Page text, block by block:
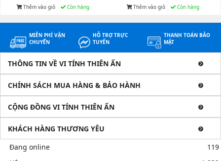
Thêm vào giỏ
Còn hàng
Thêm vào giỏ
Còn hàng
MIỄN PHÍ VẬN
CHUYỂN
HỖ TRỢ TRỰC
TUYẾN
THANH TOÁN BẢO
MẬT
THÔNG TIN VỀ VI TÍNH THIÊN ẤN
CHÍNH SÁCH MUA HÀNG & BẢO HÀNH
CỘNG ĐỒNG VI TÍNH THIÊN ẤN
KHÁCH HÀNG THƯƠNG YÊU
Đang online
119